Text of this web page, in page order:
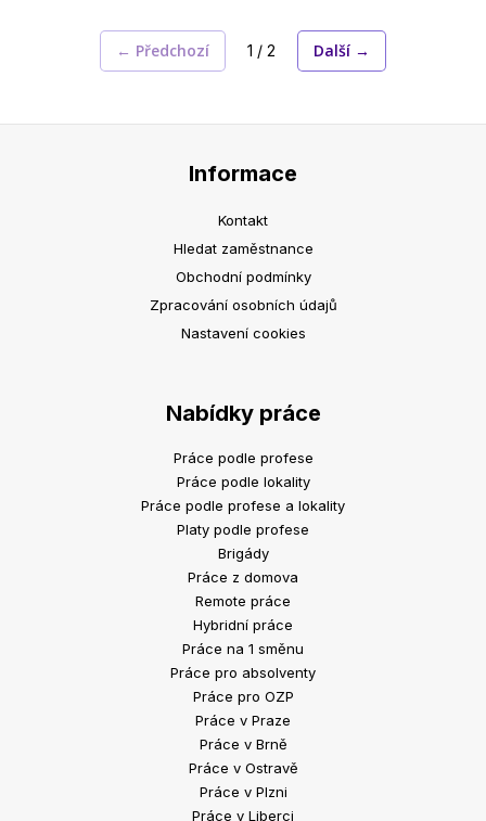
← Předchozí 1 / 2 Další →
Informace
Kontakt
Hledat zaměstnance
Obchodní podmínky
Zpracování osobních údajů
Nastavení cookies
Nabídky práce
Práce podle profese
Práce podle lokality
Práce podle profese a lokality
Platy podle profese
Brigády
Práce z domova
Remote práce
Hybridní práce
Práce na 1 směnu
Práce pro absolventy
Práce pro OZP
Práce v Praze
Práce v Brně
Práce v Ostravě
Práce v Plzni
Práce v Liberci